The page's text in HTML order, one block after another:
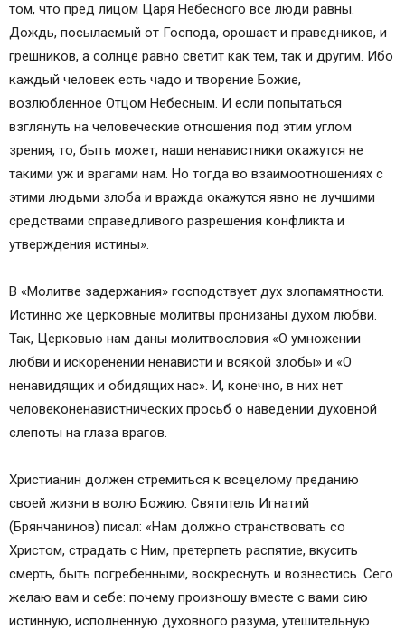
том, что пред лицом Царя Небесного все люди равны.
Дождь, посылаемый от Господа, орошает и праведников, и
грешников, а солнце равно светит как тем, так и другим. Ибо
каждый человек есть чадо и творение Божие,
возлюбленное Отцом Небесным. И если попытаться
взглянуть на человеческие отношения под этим углом
зрения, то, быть может, наши ненавистники окажутся не
такими уж и врагами нам. Но тогда во взаимоотношениях с
этими людьми злоба и вражда окажутся явно не лучшими
средствами справедливого разрешения конфликта и
утверждения истины».
В «Молитве задержания» господствует дух злопамятности.
Истинно же церковные молитвы пронизаны духом любви.
Так, Церковью нам даны молитвословия «О умножении
любви и искоренении ненависти и всякой злобы» и «О
ненавидящих и обидящих нас». И, конечно, в них нет
человеконенавистнических просьб о наведении духовной
слепоты на глаза врагов.
Христианин должен стремиться к всецелому преданию
своей жизни в волю Божию. Святитель Игнатий
(Брянчанинов) писал: «Нам должно странствовать со
Христом, страдать с Ним, претерпеть распятие, вкусить
смерть, быть погребенными, воскреснуть и вознестись. Сего
желаю вам и себе: почему произношу вместе с вами сию
истинную, исполненную духовного разума, утешительную